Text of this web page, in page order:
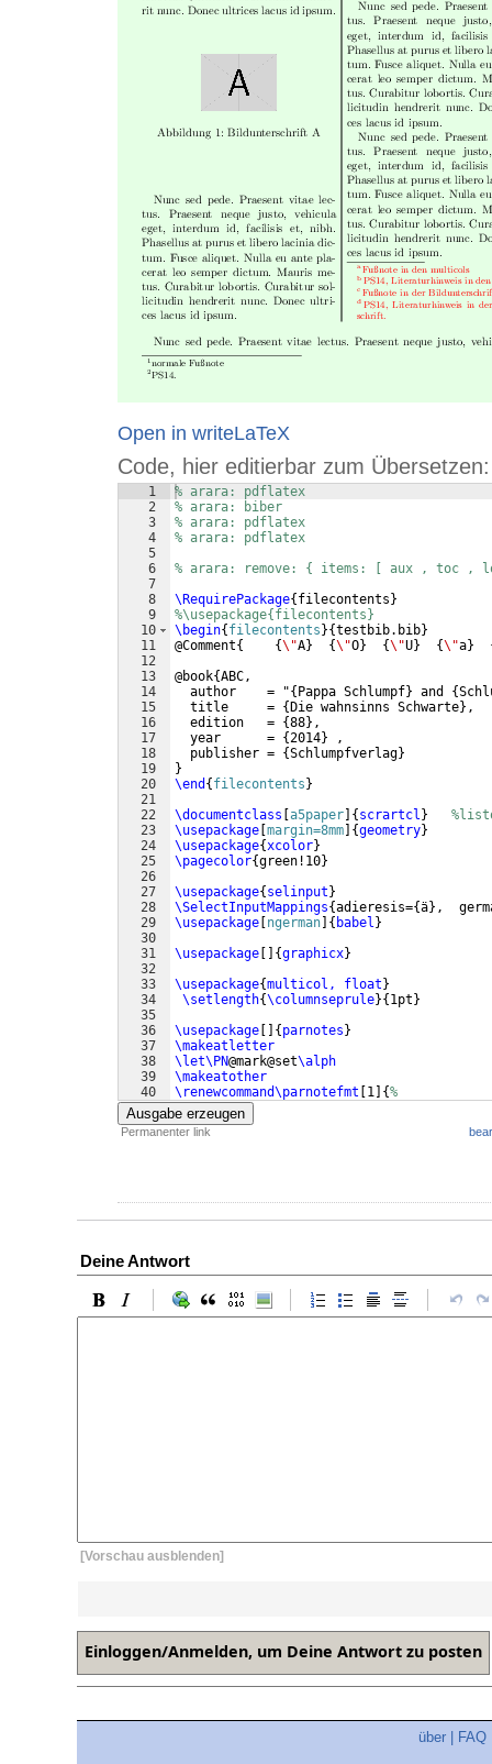
Open in writeLaTeX
Code, hier editierbar zum Übersetzen:
1
2
3
4
5
6
7
8
9
10
11
12
13
14
15
16
17
18
19
20
21
22
23
24
25
26
27
28
29
30
31
32
33
34
35
36
37
38
39
40
41
% arara: pdflatex
% arara: biber
% arara: pdflatex
% arara: pdflatex
% arara: remove: { items: [ aux ,
\RequirePackage{ filecontents }
%\usepackage{filecontents}
\begin{ filecontents }{testbib.bib}
@Comment{ {\"A} {\"O} {\"U} {\"a}
@book{ABC,
  author    = "
{ Pappa Schlumpf} and {
  title     =
{ Die wahnsinns Schwarte} ,
  edition   =
{88} ,
  year      =
{2014} ,
  publisher =
{Schlumpfverlag}
}
\end { filecontents }
\documentclass a5paper { scrartcl }
\usepackage margin=8mm {geometry}
\usepackage{xcolor}
\pagecolor{green!10}
\usepackage{ selinput }
\SelectInputMappings{adieresis={ä} ,
\usepackage ngerman { babel }
\usepackage
{graphicx}
\usepackage{multicol, float }
\setlength{\columnseprule}{ 1pt }
\usepackage
{ parnotes }
\makeatletter
\let\PN@mark@set\alph
\makeatother
\renewcommand\parnotefmt
1 {%
\footnoterule\footnotesize
Ausgabe erzeugen
Permanenter link
Deine Antwort
[Vorschau ausblenden]
über FAQ